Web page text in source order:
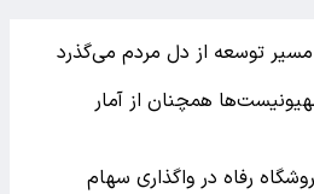
مسیر توسعه از دل مردم می‌گذرد
همچنان از آمار
رفاه در واگذاری سهام